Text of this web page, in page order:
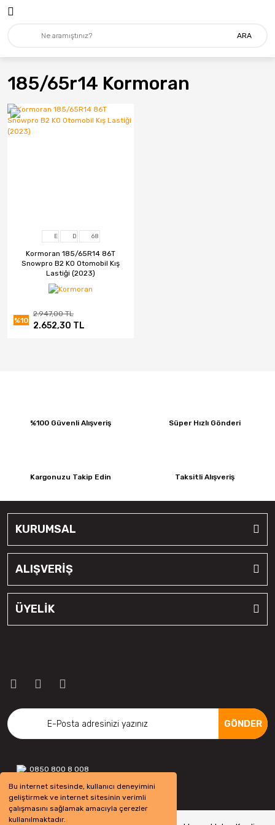
Bu internet sitesinde, kullanıcı deneyimini
geliştirmek ve internet sitesinin verimli
çalışmasını sağlamak amacıyla çerezler
kullanılmaktadır.
ARA
185/65r14 Kormoran
E D 68
Kormoran 185/65R14 86T
Snowpro B2 KO Otomobil Kış
Lastiği (2023)
%10
2.947,00 TL
2.652,30 TL
%100 Güvenli Alışveriş Süper Hızlı Gönderi
Kargonuzu Takip Edin Taksitli Alışveriş
KURUMSAL
ALIŞVERİŞ
ÜYELİK
GÖNDER
0850 800 8 008